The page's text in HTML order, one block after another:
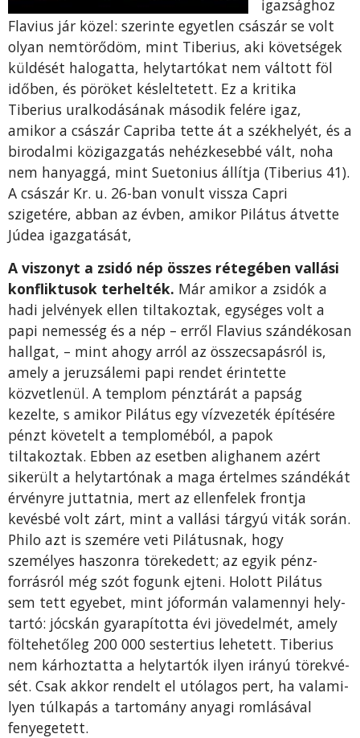
igazsághoz
Flavius jár közel: sze­rinte egyetlen császár se volt
olyan nemtörődöm, mint Tiberius, aki követségek
küldését halogatta, helytartókat nem váltott föl
időben, és pöröket kés­leltetett. Ez a kritika
Tiberius uralkodásának máso­dik felére igaz,
amikor a császár Capriba tette át a székhelyét, és a
birodalmi közigazgatás nehézke­sebbé vált, noha
nem hanyaggá, mint Suetonius ál­lítja (Tiberius 41).
A császár Kr. u. 26-ban vonult vissza Capri
szigetére, abban az évben, amikor Pilá­tus átvette
Júdea igazgatását,
A viszonyt a zsidó nép összes rétegében vallási
konfliktusok terhelték. Már amikor a zsidók a
hadi jelvények ellen tiltakoztak, egységes volt a
papi ne­messég és a nép – erről Flavius szándékosan
hall­gat, – mint ahogy arról az összecsapásról is,
amely a jeruzsálemi papi rendet érintette
közvetlenül. A templom pénztárát a papság
kezelte, s amikor Pilá­tus egy vízvezeték építésére
pénzt követelt a temp­loméból, a papok
tiltakoztak. Ebben az esetben alighanem azért
sikerült a helytartónak a maga ér­telmes szándékát
érvényre juttatnia, mert az ellenfe­lek frontja
kevésbé volt zárt, mint a vallási tárgyú viták során.
Philo azt is szemére veti Pilátusnak, hogy
személyes haszonra törekedett; az egyik pénz­
forrásról még szót fogunk ejteni. Holott Pilátus
sem tett egyebet, mint jóformán valamennyi hely­
tartó: jócskán gyarapította évi jövedelmét, amely
föltehetőleg 200 000 sestertius lehetett. Tiberius
nem kárhoztatta a helytartók ilyen irányú törekvé­
sét. Csak akkor rendelt el utólagos pert, ha valami­
lyen túlkapás a tartomány anyagi romlásával
fenye­getett.